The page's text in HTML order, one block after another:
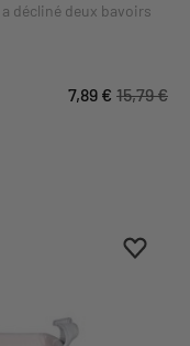
décliné deux bavoirs
7,89 € 15,79 €